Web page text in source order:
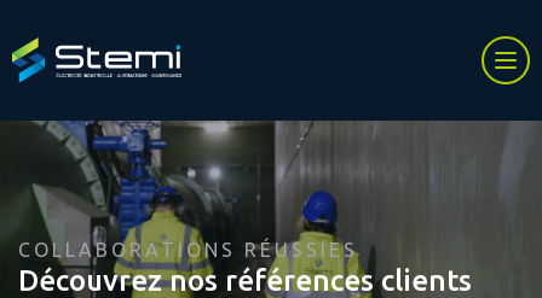
COLLABORATIONS RÉUSSIES
Découvrez nos références clients